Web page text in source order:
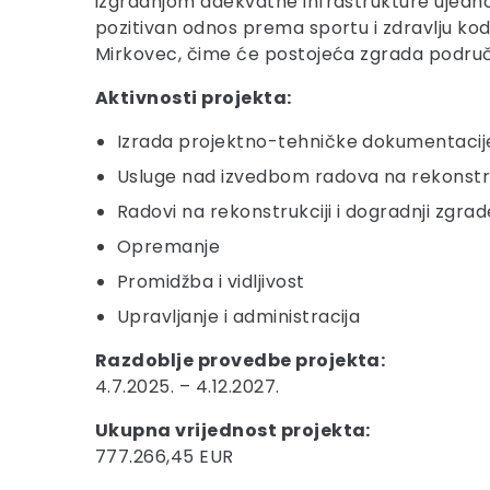
pozitivan odnos prema sportu i zdravlju
Mirkovec, čime će postojeća zgrada
Aktivnosti projekta:
Izrada projektno-tehničke
Usluge nad izvedbom radova na
Radovi na rekonstrukciji i dogradnji
Opremanje
Promidžba i vidljivost
Upravljanje i administracija
Razdoblje provedbe projekta:
4.7.2025. – 4.12.2027.
Ukupna vrijednost projekta:
777.266,45 EUR